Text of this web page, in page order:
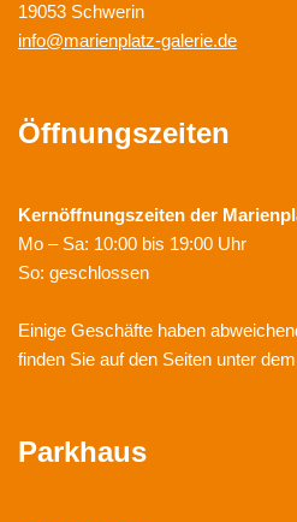
19053 Schwerin
info@marienplatz-galerie.de
Öffnungszeiten
Kernöffnungszeiten der
Mo – Sa: 10:00 bis 19:00 Uhr
So: geschlossen
Einige Geschäfte haben
finden Sie auf den Seiten unter
Parkhaus